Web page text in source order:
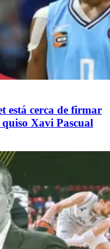
está cerca de firmar
Xavi Pascual